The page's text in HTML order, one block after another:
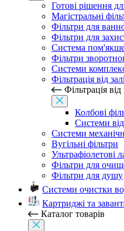
Готові рішення
Магістральні
Фільтри для
Фільтри для
Система
Фільтри
Системи
Фільтрація від
Фільтрація
Колбові
Системи
Системи
Вугільні фільтри
Ультрафіолетові
Фільтри для
Фільтри для душу
Системи очистки
Картриджі та
Каталог товарів